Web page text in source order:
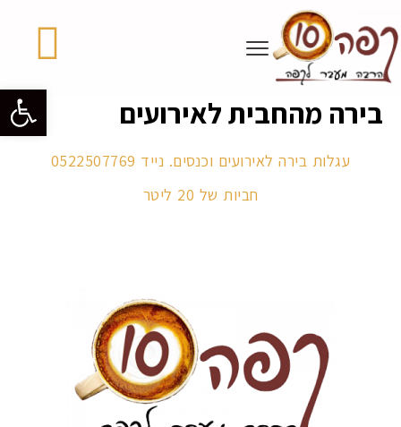
פתח בירה מהחבית לאירועים
עגלות בירה לאירועים וכנסים. נייד 0522507769
חביות של 20 ליטר